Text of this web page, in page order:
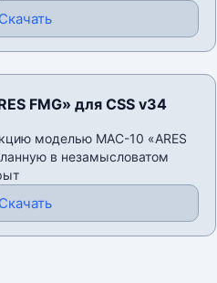
Скачать
FMG» для CSS v34
моделью MAC-10 «ARES
в незамысловатом
Скачать